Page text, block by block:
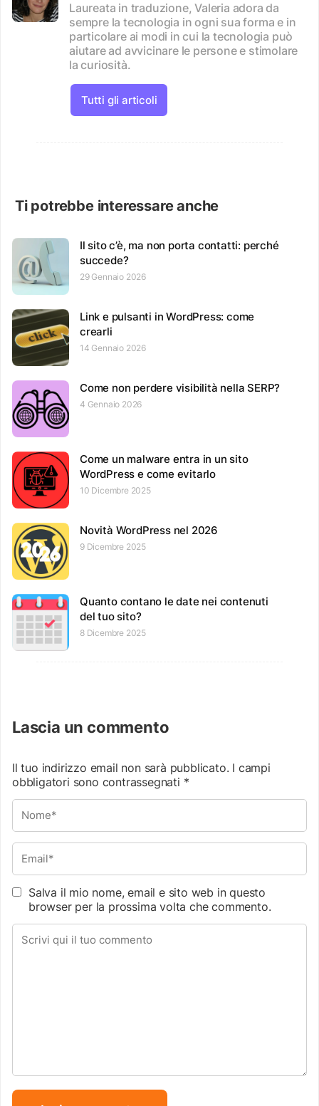
Laureata in traduzione, Valeria adora da
sempre la tecnologia in ogni sua forma e in
particolare ai modi in cui la tecnologia può
aiutare ad avvicinare le persone e stimolare
la curiosità.
Tutti gli articoli
Ti potrebbe interessare anche
Il sito c’è, ma non porta contatti: perché
succede?
29 Gennaio 2026
Link e pulsanti in WordPress: come
crearli
14 Gennaio 2026
Come non perdere visibilità nella SERP?
4 Gennaio 2026
Come un malware entra in un sito
WordPress e come evitarlo
10 Dicembre 2025
Novità WordPress nel 2026
9 Dicembre 2025
Quanto contano le date nei contenuti
del tuo sito?
8 Dicembre 2025
Lascia un commento
Il tuo indirizzo email non sarà pubblicato. I campi
obbligatori sono contrassegnati *
Salva il mio nome, email e sito web in questo
browser per la prossima volta che commento.